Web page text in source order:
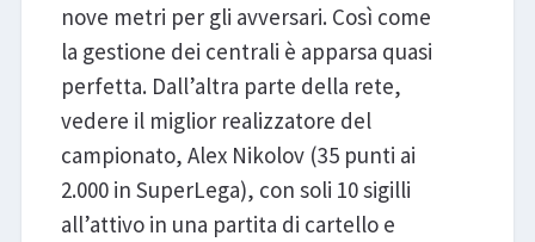
nove metri per gli avversari. Così come
la gestione dei centrali è apparsa quasi
perfetta. Dall’altra parte della rete,
vedere il miglior realizzatore del
campionato, Alex Nikolov (35 punti ai
2.000 in SuperLega), con soli 10 sigilli
all’attivo in una partita di cartello e